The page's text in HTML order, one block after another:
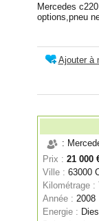
Mercedes
options,pneu
Ajouter à
:
Prix : 21 000
Ville :63000
Kilométrage :
Année : 2008
Energie :